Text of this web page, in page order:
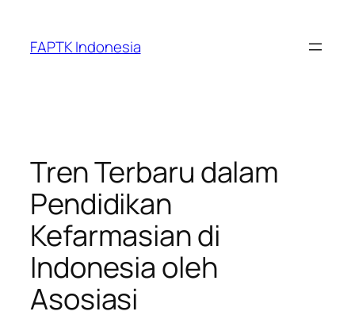
content
FAPTK Indonesia
Tren Terbaru dalam
Pendidikan
Kefarmasian di
Indonesia oleh
Asosiasi